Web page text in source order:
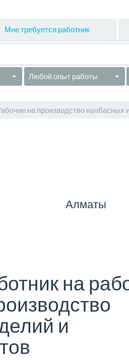
Мне требуется работник
Любой опыт работы
на производство колбасных
Алматы
на
и